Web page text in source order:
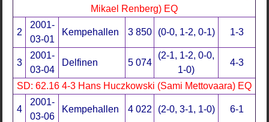
Mikael Renberg) EQ
2
2001-
03-01
Kempehallen 3 850 (0-0, 1-2, 0-1) 1-3
3
2001-
03-04
Delfinen 5 074
(2-1, 1-2, 0-0,
1-0)
4-3
SD: 62.16 4-3 Hans Huczkowski (Sami Mettovaara) EQ
4
2001-
03-06
Kempehallen 4 022 (2-0, 3-1, 1-0) 6-1